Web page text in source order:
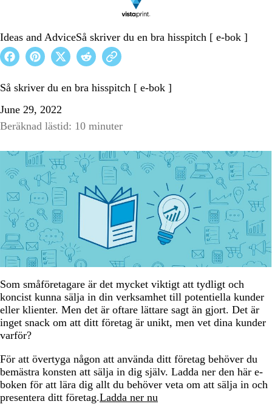
Ideas and AdviceSå skriver du en bra hisspitch [ e-bok ]
Så skriver du en bra hisspitch [ e-bok ]
June 29, 2022
Beräknad lästid: 10 minuter
Som småföretagare är det mycket viktigt att tydligt och
koncist kunna sälja in din verksamhet till potentiella kunder
eller klienter. Men det är oftare lättare sagt än gjort. Det är
inget snack om att ditt företag är unikt, men vet dina kunder
varför?
För att övertyga någon att använda ditt företag behöver du
bemästra konsten att sälja in dig själv. Ladda ner den här e-
boken för att lära dig allt du behöver veta om att sälja in och
presentera ditt företag.Ladda ner nu